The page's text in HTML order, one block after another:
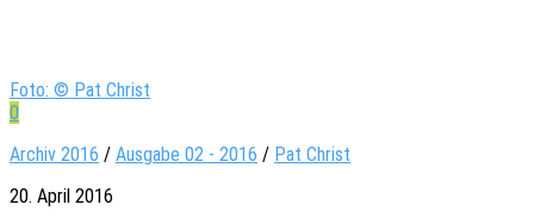
Foto: © Pat Christ
0
Archiv 2016 / Ausgabe 02 - 2016 / Pat Christ
20. April 2016